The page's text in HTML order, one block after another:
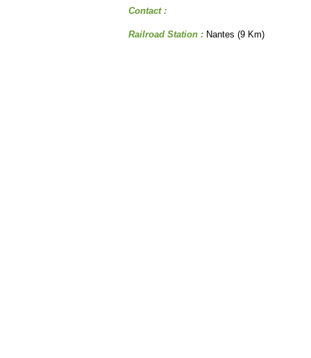
Contact :
Railroad Station : Nantes (9 Km)